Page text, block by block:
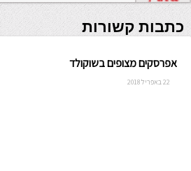
כתבות קשורות
אפרסקים מצופים בשוקולד
22 באפריל 2018